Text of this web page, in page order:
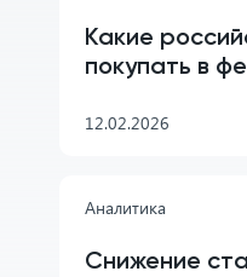
Какие
покупать в
12.02.2026
Аналитика
Снижение